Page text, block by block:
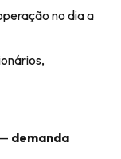
no dia a
demanda